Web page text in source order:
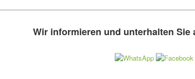
Wir informieren und unterhalten